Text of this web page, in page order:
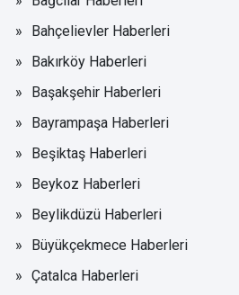
Bahçelievler Haberleri
Bakırköy Haberleri
Başakşehir Haberleri
Bayrampaşa Haberleri
Beşiktaş Haberleri
Beykoz Haberleri
Beylikdüzü Haberleri
Büyükçekmece Haberleri
Çatalca Haberleri